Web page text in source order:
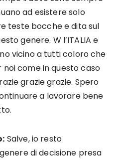
ad esistere solo
teste bocche e dita sul
genere. W l’ITALIA e
vicino a tutti coloro che
come in questo caso
grazie grazie. Spero
a lavorare bene
Salve, io resto
di decisione presa